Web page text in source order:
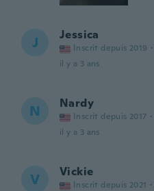
J Jessica
Inscrit depuis 2019 ·
il y a 3 ans
N Nardy
Inscrit depuis 2017 ·
il y a 3 ans
V Vickie
Inscrit depuis 2021 ·